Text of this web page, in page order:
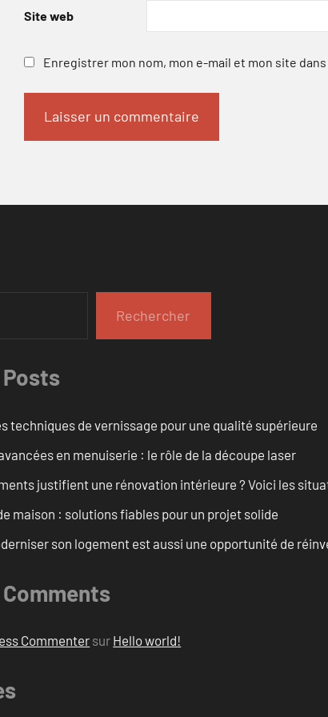
Site web
Enregistrer mon nom, mon e-mail et mon site
Rechercher
techniques de vernissage pour une qualité supérieure
en menuiserie : le rôle de la découpe laser
justifient une rénovation intérieure ? Voici les
maison : solutions fiables pour un projet solide
son logement est aussi une opportunité de
Commenter sur Hello world!